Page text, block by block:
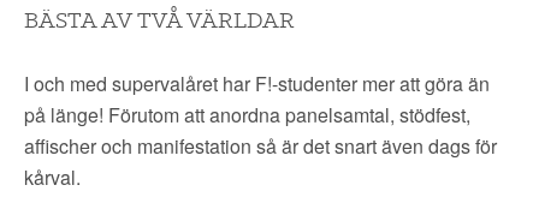
ENAD RÖST
PARTILEDARE
OM FI
BÄSTA AV TVÅ VÄRLDAR
I och med supervalåret har F!-studenter mer att göra än
på länge! Förutom att anordna panelsamtal, stödfest,
affischer och manifestation så är det snart även dags för
kårval.